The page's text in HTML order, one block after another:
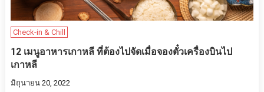
Check-in & Chill
12 เมนูอาหารเกาหลี ที่ต้องไปจัดเมื่อจองตั๋วเครื่องบินไป
เกาหลี
มิถุนายน 20, 2022